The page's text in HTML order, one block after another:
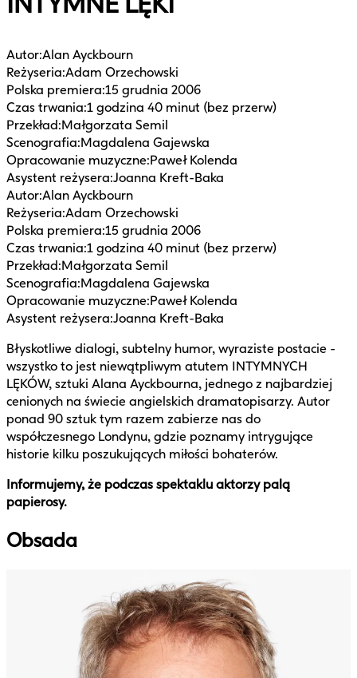
Autor:Alan Ayckbourn
Reżyseria:Adam Orzechowski
Polska premiera:15 grudnia 2006
Czas trwania:1 godzina 40 minut (bez przerw)
Przekład:Małgorzata Semil
Scenografia:Magdalena Gajewska
Opracowanie muzyczne:Paweł Kolenda
Asystent reżysera:Joanna Kreft-Baka
Autor:Alan Ayckbourn
Reżyseria:Adam Orzechowski
Polska premiera:15 grudnia 2006
Czas trwania:1 godzina 40 minut (bez przerw)
Przekład:Małgorzata Semil
Scenografia:Magdalena Gajewska
Opracowanie muzyczne:Paweł Kolenda
Asystent reżysera:Joanna Kreft-Baka
Błyskotliwe dialogi, subtelny humor, wyraziste postacie -
wszystko to jest niewątpliwym atutem INTYMNYCH
LĘKÓW, sztuki Alana Ayckbourna, jednego z najbardziej
cenionych na świecie angielskich dramatopisarzy. Autor
ponad 90 sztuk tym razem zabierze nas do
współczesnego Londynu, gdzie poznamy intrygujące
historie kilku poszukujących miłości bohaterów.
Informujemy, że podczas spektaklu aktorzy palą
papierosy.
Obsada